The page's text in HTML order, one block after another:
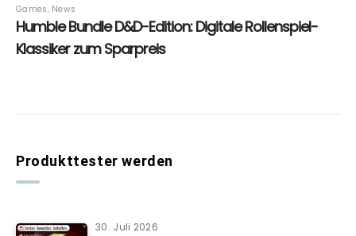
Produkttester werden
30. Juli 2026